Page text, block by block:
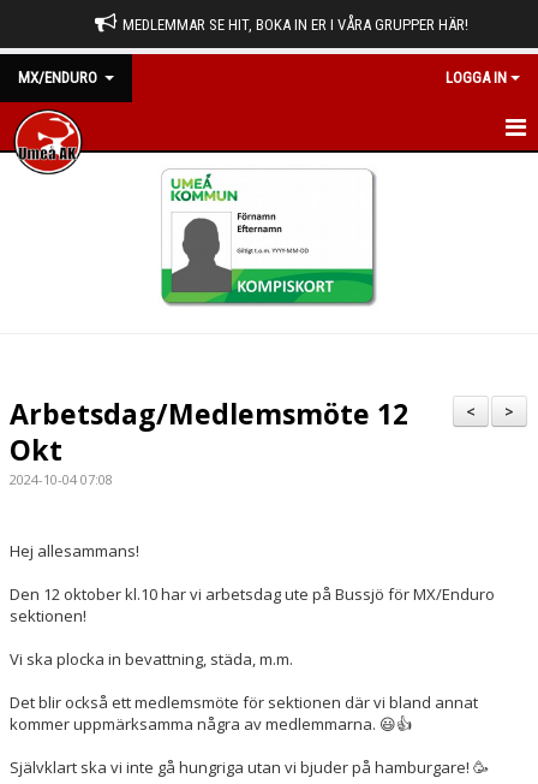
MEDLEMMAR SE HIT, BOKA IN ER I VÅRA GRUPPER HÄR!
MX/ENDURO LOGGA IN
HEM
KONTAKT
>
<
Arbetsdag/Medlemsmöte 12
Okt
2024-10-04 07:08
Hej allesammans!
Den 12 oktober kl.10 har vi arbetsdag ute på Bussjö för MX/Enduro
sektionen!
Vi ska plocka in bevattning, städa, m.m.
Det blir också ett medlemsmöte för sektionen där vi bland annat
kommer uppmärksamma några av medlemmarna. 😃👍
Självklart ska vi inte gå hungriga utan vi bjuder på hamburgare! 🥳